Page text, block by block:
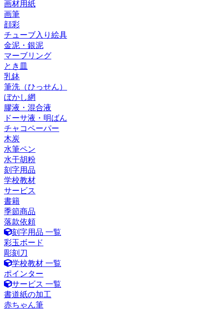
画材用紙
画筆
顔彩
チューブ入り絵具
金泥・銀泥
マーブリング
とき皿
乳鉢
筆洗（ひっせん）
ぼかし網
膠液・混合液
ドーサ液・明ばん
チャコペーパー
木炭
水筆ペン
水干胡粉
刻字用品
学校教材
サービス
書籍
季節商品
落款依頼
刻字用品 一覧
彩玉ボード
彫刻刀
学校教材 一覧
ポインター
サービス 一覧
書道紙の加工
赤ちゃん筆